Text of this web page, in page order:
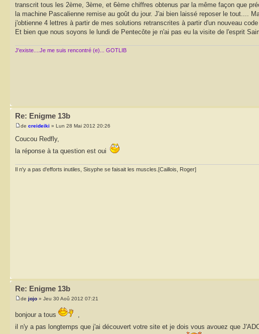
transcrit tous les 2ème, 3ème, et 6ème chiffres obtenus par la même façon que
la machine Pascalienne remise au goût du jour. J'ai bien laissé reposer le tout....
j'obtienne 4 lettres à partir de mes solutions retranscrites à partir d'un nouveau
Et bien que nous soyons le lundi de Pentecôte je n'ai pas eu la visite de l'esprit
J'existe....Je me suis rencontré (e)... GOTLIB
Re: Enigme 13b
de creideiki » Lun 28 Mai 2012 20:26
Coucou Redfly,
la réponse à ta question est oui
Il n'y a pas d'efforts inutiles, Sisyphe se faisait les muscles.[Caillois, Roger]
Re: Enigme 13b
de jojo » Jeu 30 Aoû 2012 07:21
bonjour a tous
il n'y a pas longtemps que j'ai découvert votre site et je dois vous avouez que